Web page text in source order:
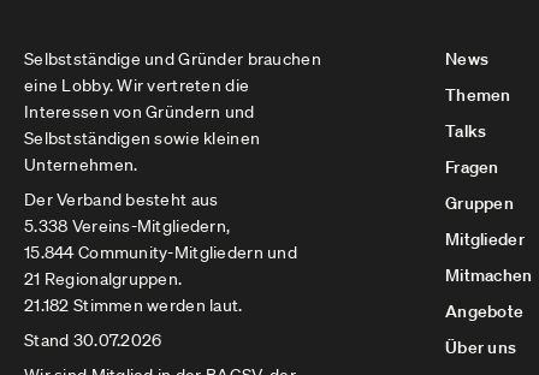
Selbstständige und Gründer brauchen
eine Lobby. Wir vertreten die
Interessen von Gründern und
Selbstständigen sowie kleinen
Unternehmen.
Der Verband besteht aus
5.338 Vereins-Mitgliedern,
15.844 Community-Mitgliedern und
21 Regionalgruppen.
21.182 Stimmen werden laut.
Stand 30.07.2026
News
Themen
Talks
Fragen
Gruppen
Mitglieder
Mitmachen
Angebote
Über uns